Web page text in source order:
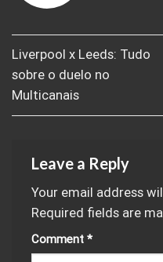
Liverpool x Leeds: Tudo
sobre o duelo no
Multicanais
Leave a Reply
Your email address
Required fields are
Comment *